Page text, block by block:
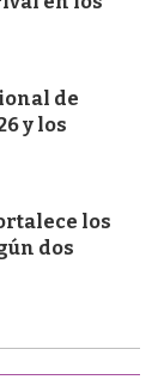
de
y los
los
dos